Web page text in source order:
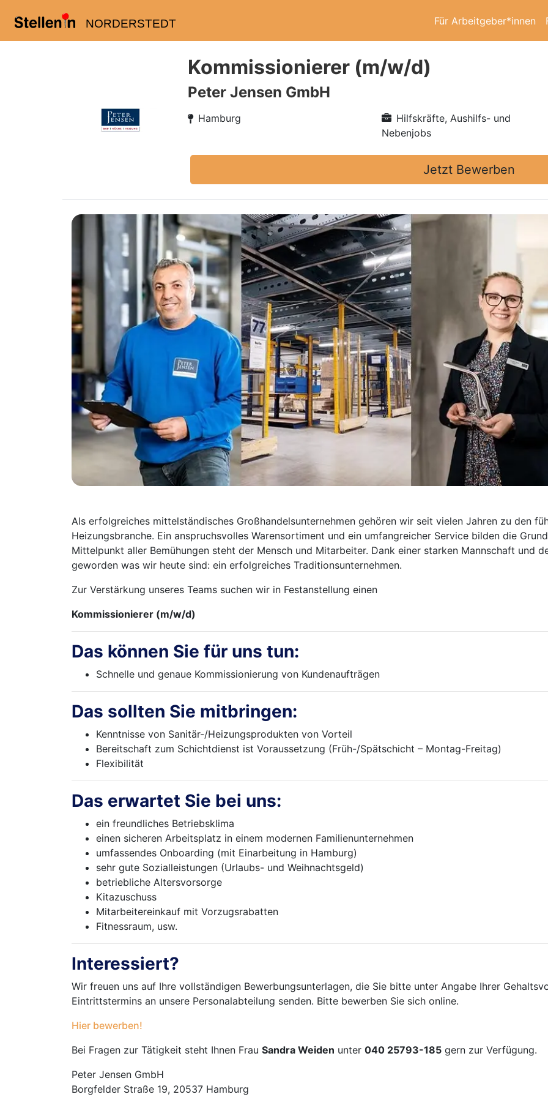
NORDERSTEDT Für Arbeitgeber*innen
Kommissionierer (m/w/d)
Peter Jensen GmbH
Hamburg
Hilfskräfte, Aushilfs- und
Nebenjobs
Jetzt Bewerben
Als erfolgreiches mittelständisches Großhandelsunternehmen gehören wir seit vielen Jahren zu den
Heizungsbranche. Ein anspruchsvolles Warensortiment und ein umfangreicher Service bilden die
Mittelpunkt aller Bemühungen steht der Mensch und Mitarbeiter. Dank einer starken Mannschaft und
geworden was wir heute sind: ein erfolgreiches Traditionsunternehmen.
Zur Verstärkung unseres Teams suchen wir in Festanstellung einen
Kommissionierer (m/w/d)
Das können Sie für uns tun:
Schnelle und genaue Kommissionierung von Kundenaufträgen
Das sollten Sie mitbringen:
Kenntnisse von Sanitär-/Heizungsprodukten von Vorteil
Bereitschaft zum Schichtdienst ist Voraussetzung (Früh-/Spätschicht – Montag-Freitag)
Flexibilität
Das erwartet Sie bei uns:
ein freundliches Betriebsklima
einen sicheren Arbeitsplatz in einem modernen Familienunternehmen
umfassendes Onboarding (mit Einarbeitung in Hamburg)
sehr gute Sozialleistungen (Urlaubs- und Weihnachtsgeld)
betriebliche Altersvorsorge
Kitazuschuss
Mitarbeitereinkauf mit Vorzugsrabatten
Fitnessraum, usw.
Interessiert?
Wir freuen uns auf Ihre vollständigen Bewerbungsunterlagen, die Sie bitte unter Angabe Ihrer
Eintrittstermins an unsere Personalabteilung senden. Bitte bewerben Sie sich online.
Hier bewerben!
Bei Fragen zur Tätigkeit steht Ihnen Frau Sandra Weiden unter 040 25793-185 gern zur Verfügung.
Peter Jensen GmbH
Borgfelder Straße 19, 20537 Hamburg